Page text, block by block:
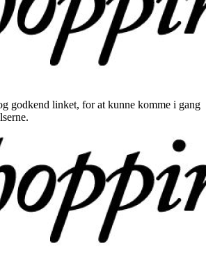
godkend linket, for at kunne komme i gang